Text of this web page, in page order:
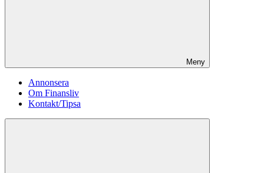
Meny
Annonsera
Om Finansliv
Kontakt/Tipsa